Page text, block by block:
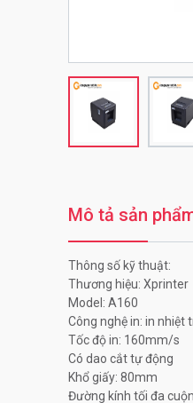
Mô tả sản
Thông số kỹ thuật:
Thương hiệu: Xprinter
Model: A160
Công nghệ in: in nhiệt
Tốc độ in: 160mm/s
Có dao cắt tự động
Khổ giấy: 80mm
Đường kính tối đa